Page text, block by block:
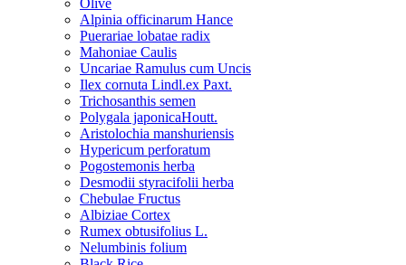
Olive
Alpinia officinarum Hance
Puerariae lobatae radix
Mahoniae Caulis
Uncariae Ramulus cum Uncis
Ilex cornuta Lindl.ex Paxt.
Trichosanthis semen
Polygala japonicaHoutt.
Aristolochia manshuriensis
Hypericum perforatum
Pogostemonis herba
Desmodii styracifolii herba
Chebulae Fructus
Albiziae Cortex
Rumex obtusifolius L.
Nelumbinis folium